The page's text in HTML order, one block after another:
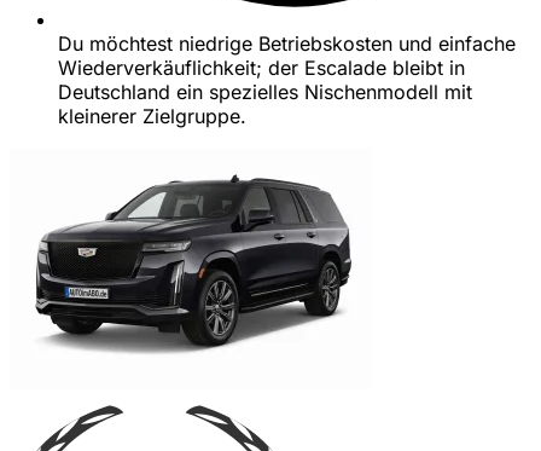
Du möchtest niedrige Betriebskosten und einfache
Wiederverkäuflichkeit; der Escalade bleibt in
Deutschland ein spezielles Nischenmodell mit
kleinerer Zielgruppe.